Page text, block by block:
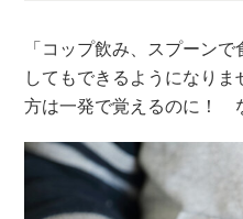
「コップ飲み、スプーン
してもできるようになり
方は一発で覚えるのに！